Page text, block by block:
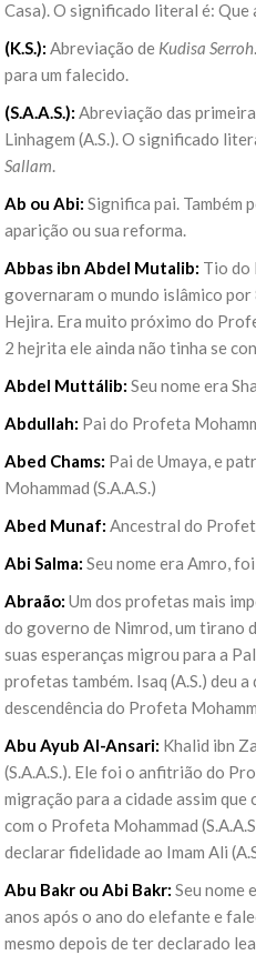
Hussein (A.S.)
Diante da data em que
muçulmanos, o Imam Ali Ibn Al-
Casa). O significado literal é: Que
(K.S.): Abreviação de Kudisa Serroh
para um falecido.
(S.A.A.S.): Abreviação das
Linhagem (A.S.). O significado
Sallam.
Ab ou Abi: Significa pai. Também
aparição ou sua reforma.
Abbas ibn Abdel Mutalib: Tio do
governaram o mundo islâmico
Hejira. Era muito próximo do
2 hejrita ele ainda não tinha se
Abdel Muttálib: Seu nome era
Abdullah: Pai do Profeta
Abed Chams: Pai de Umaya, e
Mohammad (S.A.A.S.)
Abed Munaf: Ancestral do
Abi Salma: Seu nome era Amro,
Abraão: Um dos profetas mais
do governo de Nimrod, um tirano
suas esperanças migrou para a
profetas também. Isaq (A.S.) deu
descendência do Profeta
Abu Ayub Al-Ansari: Khalid ibn
(S.A.A.S.). Ele foi o anfitrião do
migração para a cidade assim
com o Profeta Mohammad
declarar fidelidade ao Imam Ali
Abu Bakr ou Abi Bakr: Seu nome
anos após o ano do elefante e
mesmo depois de ter declarado